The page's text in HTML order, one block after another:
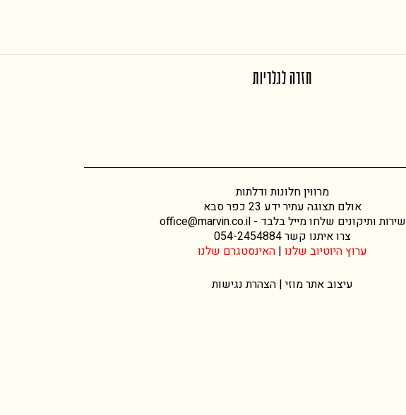
חזרה לגלריות
מרווין חלונות ודלתות
אולם תצוגה עתיר ידע 23 כפר סבא
שירות ותיקונים שלחו מייל בלבד -office@marvin.co.il
צרו איתנו קשר054-2454884
ערוץ היוטיוב שלנו | האינסטגרם שלנו
עיצוב אתרמוזי | הצהרת נגישות